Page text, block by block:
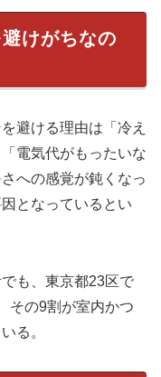
けがちなの
避ける理由は「冷え
電気代がもったいな
への感覚が鈍くなっ
となっているとい
も、東京都23区で
その9割が室内かつ
る。